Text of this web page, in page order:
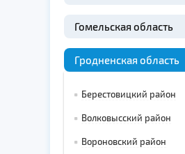
Гомельская область
Гродненская область
Берестовицкий район
Волковысский район
Вороновский район